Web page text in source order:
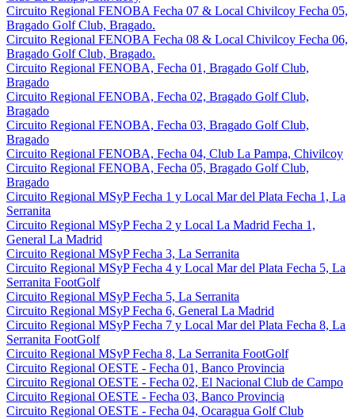
Circuito Regional FENOBA Fecha 07 & Local Chivilcoy Fecha 05,
Bragado Golf Club, Bragado.
Circuito Regional FENOBA Fecha 08 & Local Chivilcoy Fecha 06,
Bragado Golf Club, Bragado.
Circuito Regional FENOBA, Fecha 01, Bragado Golf Club,
Bragado
Circuito Regional FENOBA, Fecha 02, Bragado Golf Club,
Bragado
Circuito Regional FENOBA, Fecha 03, Bragado Golf Club,
Bragado
Circuito Regional FENOBA, Fecha 04, Club La Pampa, Chivilcoy
Circuito Regional FENOBA, Fecha 05, Bragado Golf Club,
Bragado
Circuito Regional MSyP Fecha 1 y Local Mar del Plata Fecha 1, La
Serranita
Circuito Regional MSyP Fecha 2 y Local La Madrid Fecha 1,
General La Madrid
Circuito Regional MSyP Fecha 3, La Serranita
Circuito Regional MSyP Fecha 4 y Local Mar del Plata Fecha 5, La
Serranita FootGolf
Circuito Regional MSyP Fecha 5, La Serranita
Circuito Regional MSyP Fecha 6, General La Madrid
Circuito Regional MSyP Fecha 7 y Local Mar del Plata Fecha 8, La
Serranita FootGolf
Circuito Regional MSyP Fecha 8, La Serranita FootGolf
Circuito Regional OESTE - Fecha 01, Banco Provincia
Circuito Regional OESTE - Fecha 02, El Nacional Club de Campo
Circuito Regional OESTE - Fecha 03, Banco Provincia
Circuito Regional OESTE - Fecha 04, Ocaragua Golf Club